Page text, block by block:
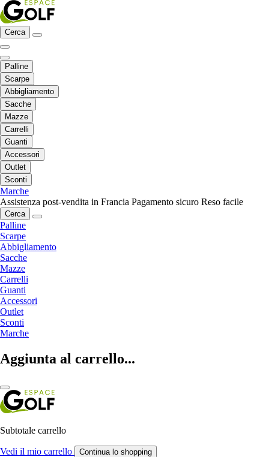
Cerca
Palline
Scarpe
Abbigliamento
Sacche
Mazze
Carrelli
Guanti
Accessori
Outlet
Sconti
Marche
Assistenza post-vendita in Francia Pagamento sicuro Reso facile
Cerca
Palline
Scarpe
Abbigliamento
Sacche
Mazze
Carrelli
Guanti
Accessori
Outlet
Sconti
Marche
Aggiunta al carrello...
Subtotale carrello
Vedi il mio carrello Continua lo shopping